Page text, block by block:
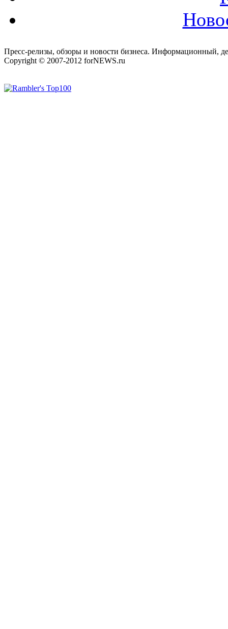
Пресс-релизы, обзоры и новости бизнеса. Информационный,
Copyright © 2007-2012 forNEWS.ru